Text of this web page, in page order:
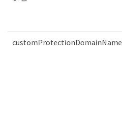
customProtectionDomainName